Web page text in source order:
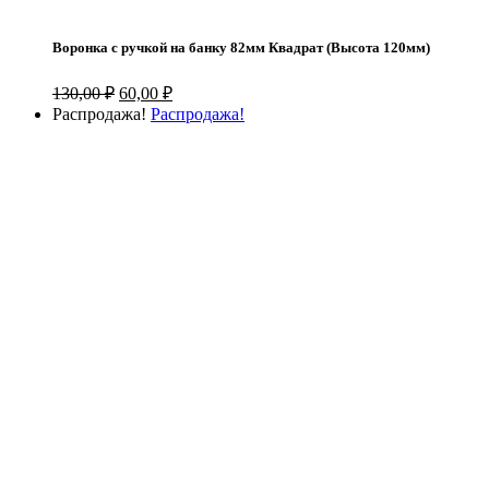
Воронка с ручкой на банку 82мм Квадрат (Высота 120мм)
130,00₽ Первоначальная
цена
составляла
60,00 ₽Текущая
цена:
Распродажа! Распродажа!